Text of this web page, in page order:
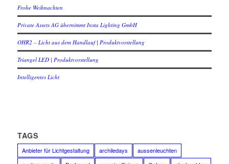
Frohe Weihnachten
Private Assets AG übernimmt Insta Lighting GmbH
OHR2 – Licht aus dem Handlauf | Produktvorstellung
Triangel LED | Produktvorstellung
Intelligentes Licht
TAGS
Anbieter für Lichtgestaltung archiledays
aussenleuchten